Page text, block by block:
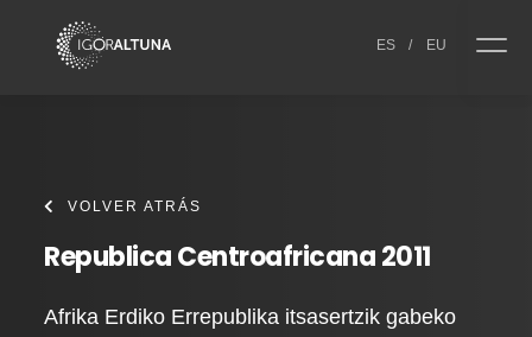
ES / EU
VOLVER ATRÁS
Republica Centroafricana 2011
Afrika Erdiko Errepublika itsasertzik gabeko